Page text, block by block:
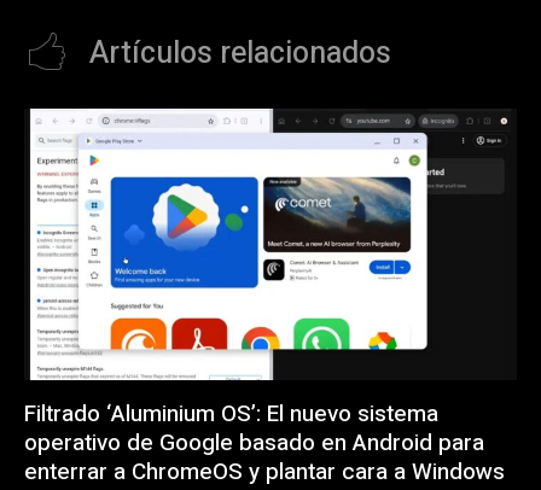
Artículos relacionados
Filtrado ‘Aluminium OS’: El nuevo sistema
operativo de Google basado en Android para
enterrar a ChromeOS y plantar cara a Windows